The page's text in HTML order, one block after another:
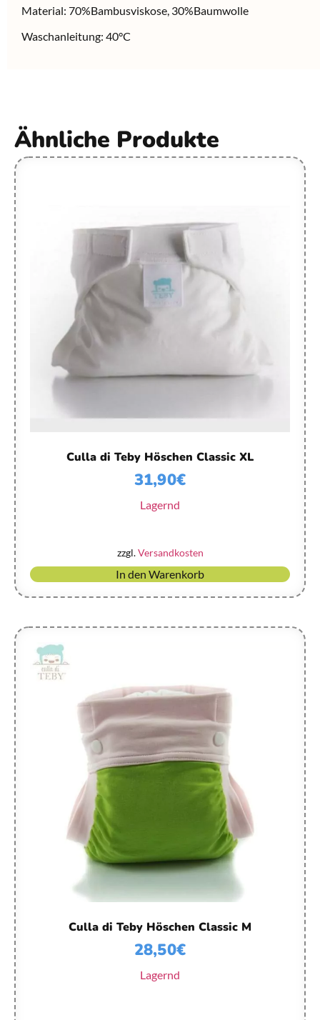
Material: 70%Bambusviskose, 30%Baumwolle
Waschanleitung: 40°C
Ähnliche Produkte
Culla di Teby Höschen Classic XL
31,90€
Lagernd
zzgl.Versandkosten
In den Warenkorb
Culla di Teby Höschen Classic M
28,50€
Lagernd